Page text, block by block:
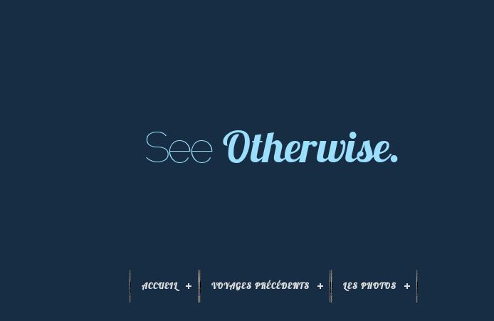
See Otherwise.
ACCUEIL VOYAGES PRÉCÉDENTS LES PHOTOS